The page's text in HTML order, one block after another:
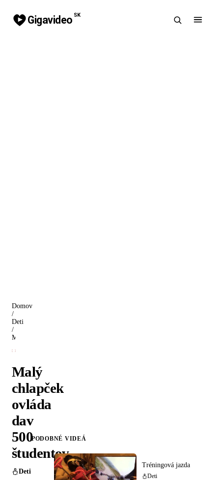
Gigavideo SK
Domov
/
Deti
/
Malý
chlapček
ovláda
dav
500
študentov
Deti
PODOBNÉ VIDEÁ
Tréningová jazda
Deti